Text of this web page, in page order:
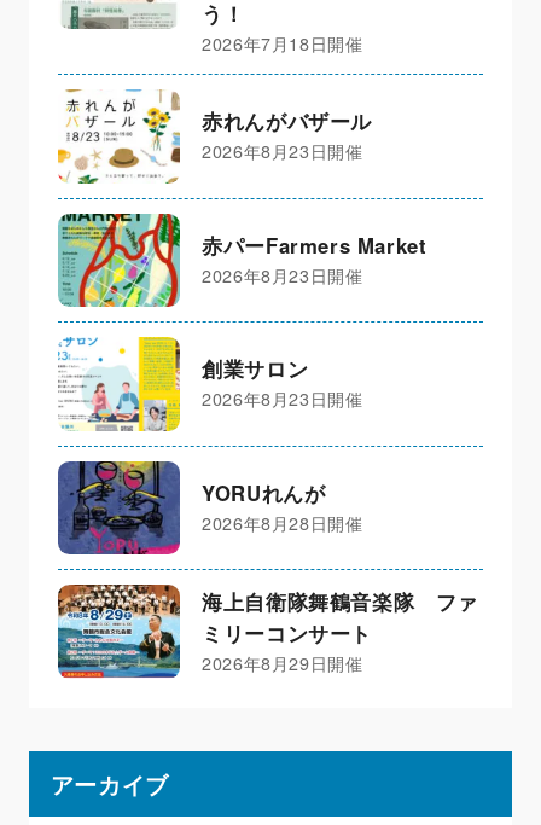
う！
2026年7月18日開催
赤れんがバザール
2026年8月23日開催
赤パーFarmers Market
2026年8月23日開催
創業サロン
2026年8月23日開催
YORUれんが
2026年8月28日開催
海上自衛隊舞鶴音楽隊 ファ
ミリーコンサート
2026年8月29日開催
アーカイブ